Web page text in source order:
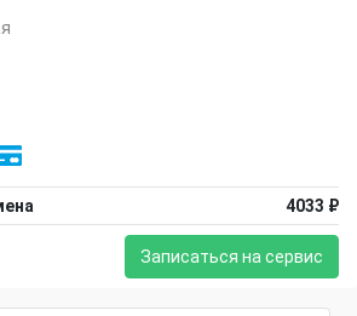
4033 ₽
Записаться на сервис